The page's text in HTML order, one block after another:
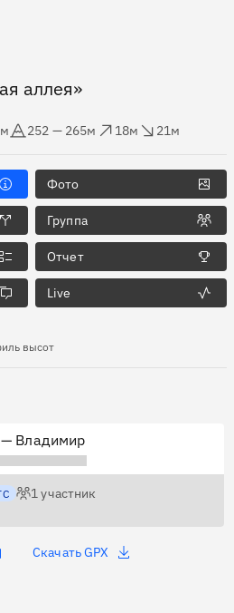
аллея»
высота
252 — 265м
Набор высоты
18м
21м
Фото
Группа
Отчет
Live
высот
— Владимир
1участник
Скачать GPX